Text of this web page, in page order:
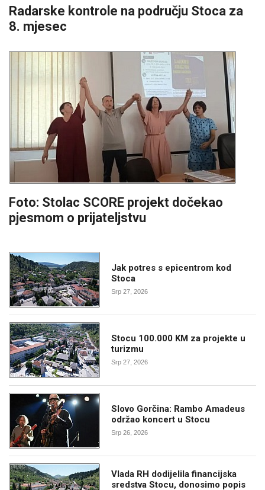
Radarske kontrole na području Stoca za
8. mjesec
Foto: Stolac SCORE projekt dočekao
pjesmom o prijateljstvu
Jak potres s epicentrom kod
Stoca
Srp 27, 2026
Stocu 100.000 KM za projekte u
turizmu
Srp 27, 2026
Slovo Gorčina: Rambo Amadeus
održao koncert u Stocu
Srp 26, 2026
Vlada RH dodijelila financijska
sredstva Stocu, donosimo popis